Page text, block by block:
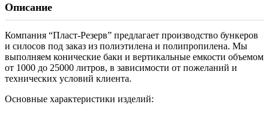
Описание
Компания “Пласт-Резерв” предлагает производство бункеров
и силосов под заказ из полиэтилена и полипропилена. Мы
выполняем конические баки и вертикальные емкости объемом
от 1000 до 25000 литров, в зависимости от пожеланий и
технических условий клиента.
Основные характеристики изделий: